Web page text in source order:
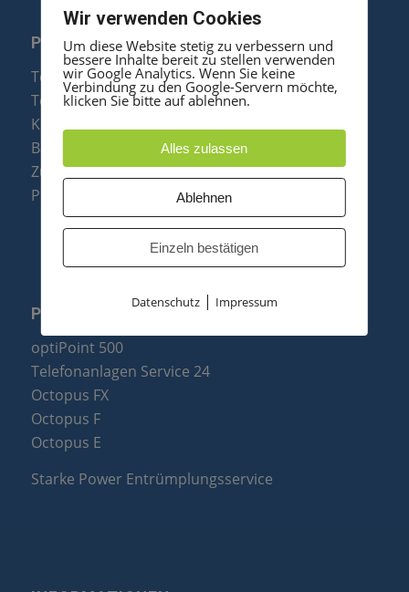
PRODUKTE
Telefonanlagen
Telefone
Konftel Konferenztelefone
Baugruppen
Zubehör & Ersatzteile
Produktzusammenfassung
PARTNER
optiPoint 500
Telefonanlagen Service 24
Octopus FX
Octopus F
Octopus E
Starke Power Entrümplungsservice
Wir verwenden Cookies
Um diese Website stetig zu verbessern und
bessere Inhalte bereit zu stellen verwenden
wir Google Analytics. Wenn Sie keine
Verbindung zu den Google-Servern möchte,
klicken Sie bitte auf ablehnen.
Alles zulassen
Ablehnen
Einzeln bestätigen
Datenschutz| Impressum